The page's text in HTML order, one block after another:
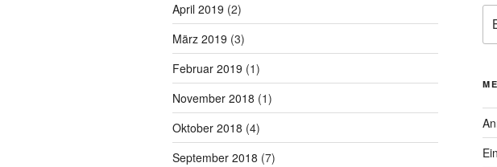
April 2019 (2)
März 2019 (3)
Februar 2019 (1)
November 2018 (1)
Oktober 2018 (4)
September 2018 (7)